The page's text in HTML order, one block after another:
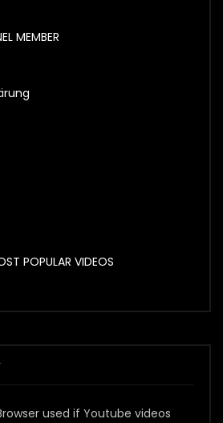
MEMBER
POPULAR VIDEOS
used if Youtube videos